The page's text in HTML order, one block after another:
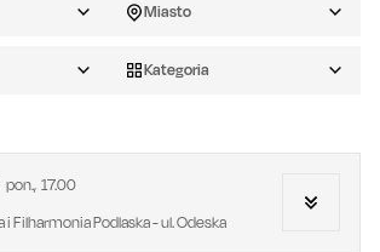
Miasto
Kategoria
pon., 17.00
i Filharmonia Podlaska - ul. Odeska